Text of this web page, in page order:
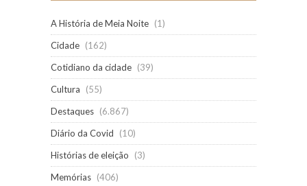
A História de Meia Noite (1)
Cidade (162)
Cotidiano da cidade (39)
Cultura
(55)
Destaques (6.867)
Diário da Covid
(10)
Histórias de eleição
(3)
Memórias (406)